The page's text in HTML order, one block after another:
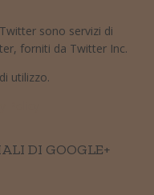
sono servizi di
forniti da Twitter Inc.
utilizzo.
DI GOOGLE+